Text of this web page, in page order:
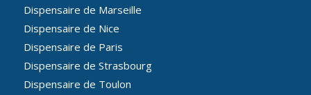
Dispensaire de Marseille
Dispensaire de Nice
Dispensaire de Paris
Dispensaire de Strasbourg
Dispensaire de Toulon